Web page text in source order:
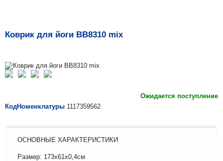
Коврик для йоги ВВ8310 mix
Ожидается поступление
КодНоменклатуры 1117359562
ОСНОВНЫЕ ХАРАКТЕРИСТИКИ
Размер: 173х61х0,4см